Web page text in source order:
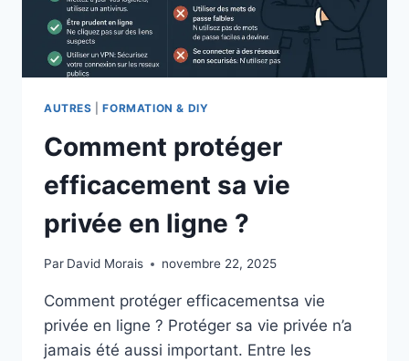
AUTRES |FORMATION & DIY
Comment protéger
efficacement sa vie
privée en ligne ?
Par David Morais novembre 22, 2025
Comment protéger efficacementsa vie
privée en ligne ? Protéger sa vie privée n’a
jamais été aussi important. Entre les